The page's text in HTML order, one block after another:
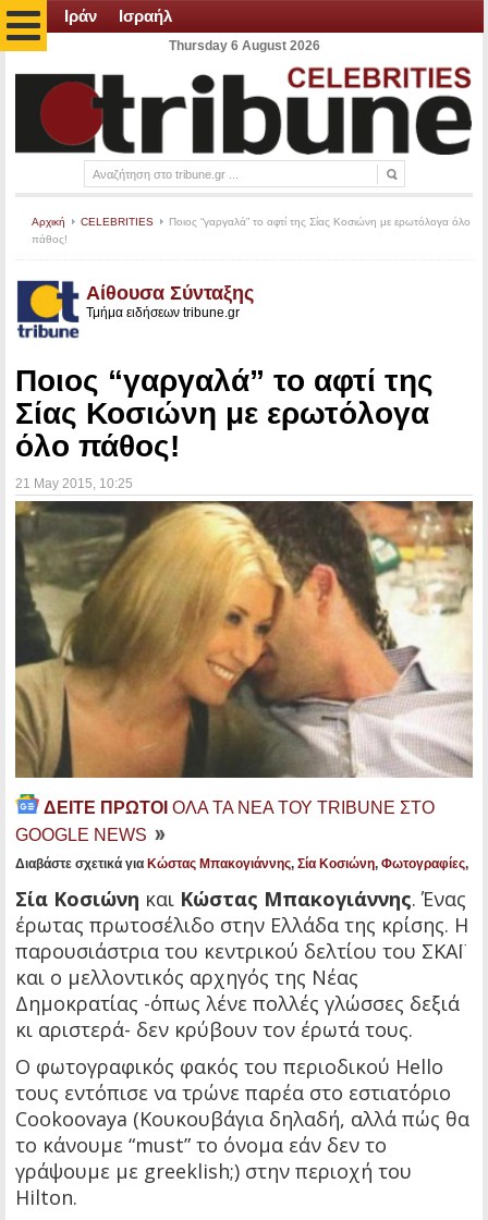
Ιράν Ισραήλ
Thursday 6 August 2026
Αρχική CELEBRITIES
Ποιος “γαργαλά” το αφτί της Σίας Κοσιώνη με ερωτόλογα όλο
πάθος!
Αίθουσα Σύνταξης
Τμήμα ειδήσεων tribune.gr
Ποιος “γαργαλά” το αφτί της
Σίας Κοσιώνη με ερωτόλογα
όλο πάθος!
21 May 2015 , 10:25
ΔΕΙΤΕ ΠΡΩΤΟΙ ΟΛΑ ΤΑ ΝΕΑ ΤΟΥ TRIBUNE ΣΤΟ
GOOGLE NEWS
Διαβάστε σχετικά για Κώστας Μπακογιάννης, Σία Κοσιώνη, Φωτογραφίες,
Σία Κοσιώνη και Κώστας Μπακογιάννης. Ένας
έρωτας πρωτοσέλιδο στην Ελλάδα της κρίσης. Η
παρουσιάστρια του κεντρικού δελτίου του ΣΚΑΪ
και ο μελλοντικός αρχηγός της Νέας
Δημοκρατίας -όπως λένε πολλές γλώσσες δεξιά
κι αριστερά- δεν κρύβουν τον έρωτά τους.
Ο φωτογραφικός φακός του περιοδικού Ηello
τους εντόπισε να τρώνε παρέα στο εστιατόριο
Cookoovaya (Κουκουβάγια δηλαδή, αλλά πώς θα
το κάνουμε “must” το όνομα εάν δεν το
γράψουμε με greeklish;) στην περιοχή του
Hilton.